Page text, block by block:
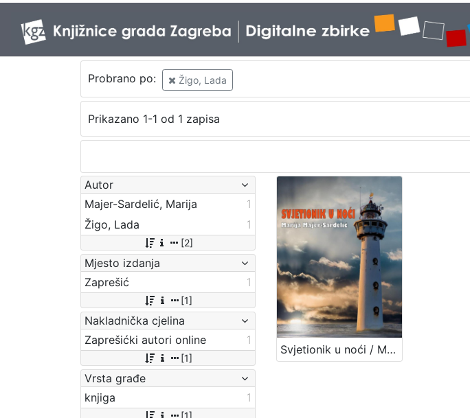
Probrano po: Žigo, Lada
Prikazano 1-1 od 1 zapisa
Autor
Majer-Sardelić, Marija
1
Žigo, Lada
1
[2]
Mjesto izdanja
Zaprešić
1
[1]
Nakladnička cjelina
Zaprešićki autori online
1
[1]
Vrsta građe
knjiga
1
[1]
Svjetionik u noći / Marija Majer-Sardelić